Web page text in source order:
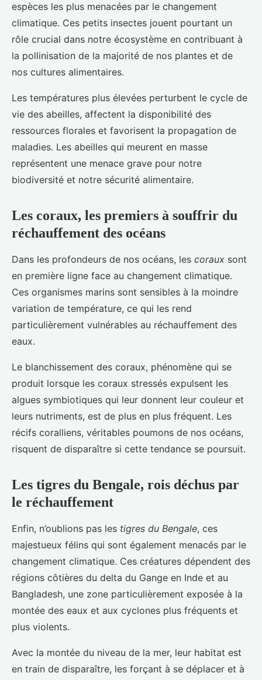
espèces les plus menacées par le changement
climatique. Ces petits insectes jouent pourtant un
rôle crucial dans notre écosystème en contribuant à
la pollinisation de la majorité de nos plantes et de
nos cultures alimentaires.
Les températures plus élevées perturbent le cycle de
vie des abeilles, affectent la disponibilité des
ressources florales et favorisent la propagation de
maladies. Les abeilles qui meurent en masse
représentent une menace grave pour notre
biodiversité et notre sécurité alimentaire.
Les coraux, les premiers à souffrir du
réchauffement des océans
Dans les profondeurs de nos océans, les coraux sont
en première ligne face au changement climatique.
Ces organismes marins sont sensibles à la moindre
variation de température, ce qui les rend
particulièrement vulnérables au réchauffement des
eaux.
Le blanchissement des coraux, phénomène qui se
produit lorsque les coraux stressés expulsent les
algues symbiotiques qui leur donnent leur couleur et
leurs nutriments, est de plus en plus fréquent. Les
récifs coralliens, véritables poumons de nos océans,
risquent de disparaître si cette tendance se poursuit.
Les tigres du Bengale, rois déchus par
le réchauffement
Enfin, n’oublions pas les tigres du Bengale, ces
majestueux félins qui sont également menacés par le
changement climatique. Ces créatures dépendent des
régions côtières du delta du Gange en Inde et au
Bangladesh, une zone particulièrement exposée à la
montée des eaux et aux cyclones plus fréquents et
plus violents.
Avec la montée du niveau de la mer, leur habitat est
en train de disparaître, les forçant à se déplacer et à